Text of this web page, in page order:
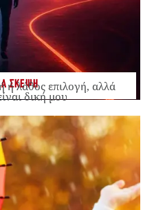
ΣΚΕΨΗ
ή λάθος επιλογή, αλλά
δική μου